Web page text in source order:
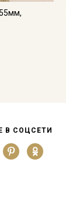
В СОЦСЕТИ